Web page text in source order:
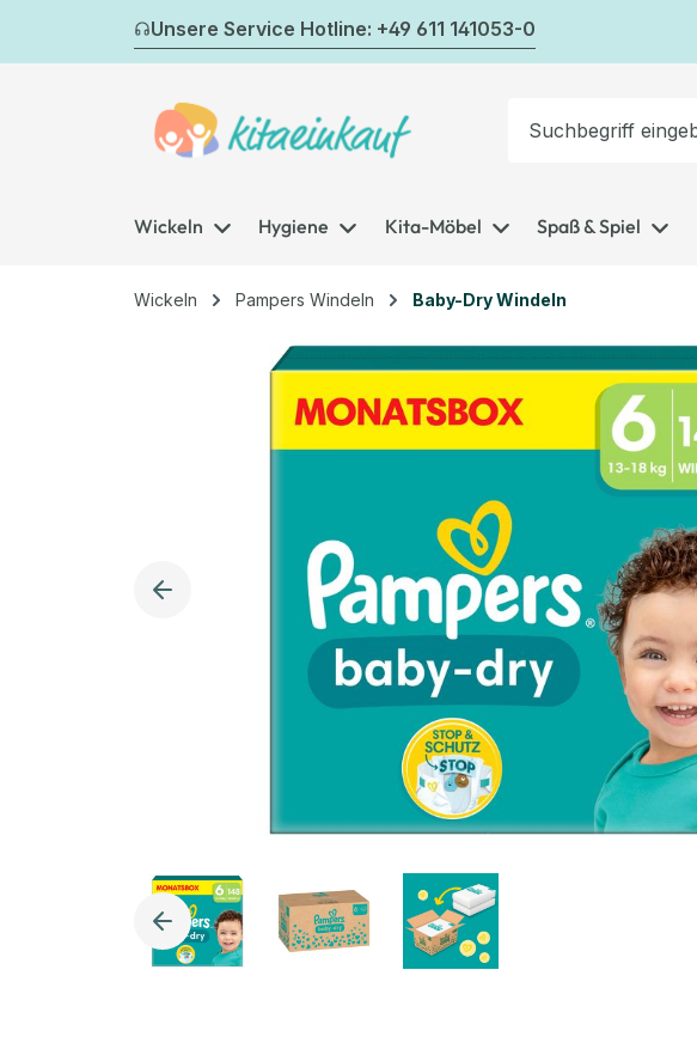
Hauptinhalt springen
Zur Suche springen
Zur Hauptnavigation springen
Unsere Service Hotline: +49 611 141053-0
Wickeln Hygiene Kita-Möbel Spaß & Spiel
Wickeln Pampers Windeln Baby-Dry Windeln
Bildergalerie überspringen